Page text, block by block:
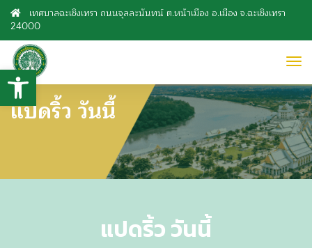
เทศบาลฉะเชิงเทรา ถนนจุลละนันทน์ ต.หน้าเมือง อ.เมือง จ.ฉะเชิงเทรา
24000
แปดริ้ว วันนี้
แปดริ้ว วันนี้
Open toolbar